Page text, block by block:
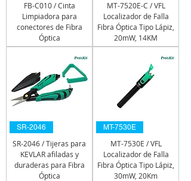
FB-C010 / Cinta
Limpiadora para
conectores de Fibra
Óptica
MT-7520E-C / VFL
Localizador de Falla
Fibra Óptica Tipo Lápiz,
20mW, 14KM
SR-2046
SR-2046 / Tijeras para
KEVLAR afiladas y
duraderas para Fibra
Óptica
MT-7530E
MT-7530E / VFL
Localizador de Falla
Fibra Óptica Tipo Lápiz,
30mW, 20Km